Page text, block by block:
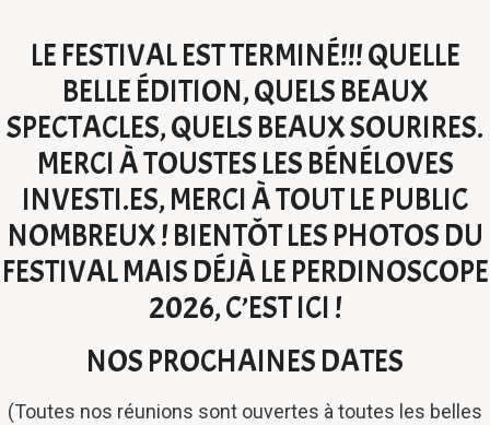
LE FESTIVAL EST TERMINÉ!!! QUELLE
BELLE ÉDITION, QUELS BEAUX
SPECTACLES, QUELS BEAUX SOURIRES.
MERCI À TOUSTES LES BÉNÉLOVES
INVESTI.ES, MERCI À TOUT LE PUBLIC
NOMBREUX ! BIENTÔT LES PHOTOS DU
FESTIVAL MAIS DÉJÀ LE PERDINOSCOPE
2026, C’ESTICI!
NOS PROCHAINES DATES
(Toutes nos réunions sont ouvertes à toutes les belles